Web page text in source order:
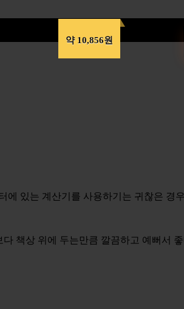
약 10,856원
있는 계산기를 사용하기는 귀찮은 경
책상 위에 두는만큼 깔끔하고 예뻐서